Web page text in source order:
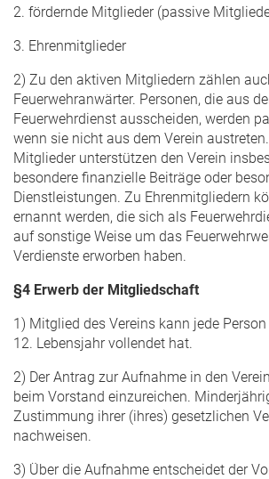
2. fördernde Mitglieder (passive
3. Ehrenmitglieder
2) Zu den aktiven Mitgliedern zählen
Feuerwehranwärter. Personen, die aus
Feuerwehrdienst ausscheiden, werden
wenn sie nicht aus dem Verein
Mitglieder unterstützen den Verein
besondere finanzielle Beiträge oder
Dienstleistungen. Zu Ehrenmitgliedern
ernannt werden, die sich als
auf sonstige Weise um das
Verdienste erworben haben.
§4 Erwerb der Mitgliedschaft
1) Mitglied des Vereins kann jede
12. Lebensjahr vollendet hat.
2) Der Antrag zur Aufnahme in den
beim Vorstand einzureichen.
Zustimmung ihrer (ihres) gesetzlichen
nachweisen.
3) Über die Aufnahme entscheidet der